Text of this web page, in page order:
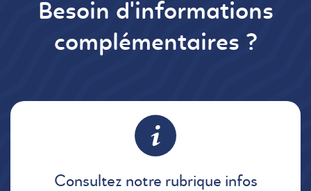
Besoin d'informations
complémentaires ?
Consultez notre rubrique infos